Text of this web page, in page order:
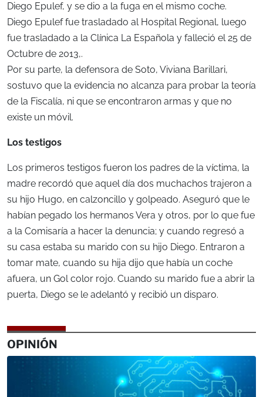
Diego Epulef, y se dio a la fuga en el mismo coche.
Diego Epulef fue trasladado al Hospital Regional, luego
fue trasladado a la Clínica La Española y falleció el 25 de
Octubre de 2013,.
Por su parte, la defensora de Soto, Viviana Barillari,
sostuvo que la evidencia no alcanza para probar la teoría
de la Fiscalía, ni que se encontraron armas y que no
existe un móvil.
Los testigos
Los primeros testigos fueron los padres de la víctima, la
madre recordó que aquel día dos muchachos trajeron a
su hijo Hugo, en calzoncillo y golpeado. Aseguró que le
habían pegado los hermanos Vera y otros, por lo que fue
a la Comisaría a hacer la denuncia; y cuando regresó a
su casa estaba su marido con su hijo Diego. Entraron a
tomar mate, cuando su hija dijo que había un coche
afuera, un Gol color rojo. Cuando su marido fue a abrir la
puerta, Diego se le adelantó y recibió un disparo.
OPINIÓN